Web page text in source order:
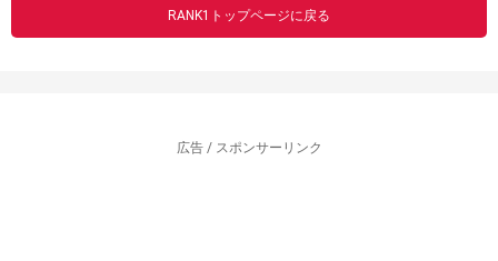
RANK1トップページに戻る
広告 / スポンサーリンク